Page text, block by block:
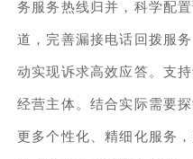
务服务热线归并，科学配
道，完善漏接电话回拨服
动实现诉求高效应答。支
经营主体。结合实际需要
更多个性化、精细化服务